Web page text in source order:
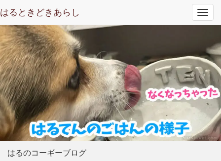
はるときどきあらし
はるのコーギーブログ